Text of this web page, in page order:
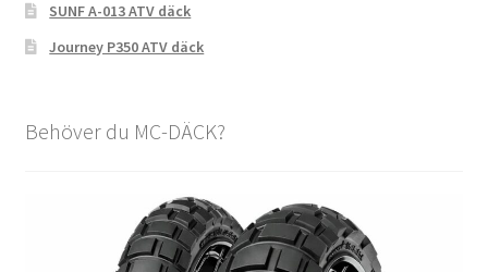
SUNF A-013 ATV däck
Journey P350 ATV däck
Behöver du MC-DÄCK?